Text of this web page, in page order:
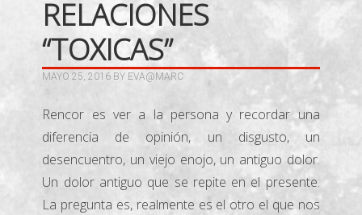
RELACIONES
“TOXICAS”
MAYO 25, 2016 BY EVA@MARC
Rencor es ver a la persona y recordar una
diferencia de opinión, un disgusto, un
desencuentro, un viejo enojo, un antiguo dolor.
Un dolor antiguo que se repite en el presente.
La pregunta es, realmente es el otro el que nos